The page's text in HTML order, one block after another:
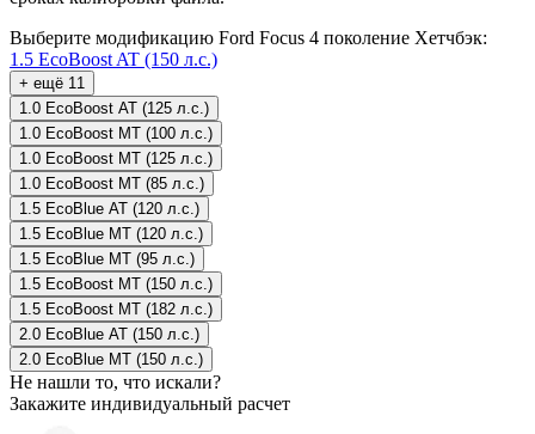
Выберите модификацию Ford Focus 4 поколение Хетчбэк:
1.5 EcoBoost AT (150 л.с.)
+ ещё 11
1.0 EcoBoost AT (125 л.с.)
1.0 EcoBoost MT (100 л.с.)
1.0 EcoBoost MT (125 л.с.)
1.0 EcoBoost MT (85 л.с.)
1.5 EcoBlue AT (120 л.с.)
1.5 EcoBlue MT (120 л.с.)
1.5 EcoBlue MT (95 л.с.)
1.5 EcoBoost MT (150 л.с.)
1.5 EcoBoost MT (182 л.с.)
2.0 EcoBlue AT (150 л.с.)
2.0 EcoBlue MT (150 л.с.)
Не нашли то, что искали?
Закажите индивидуальный расчет